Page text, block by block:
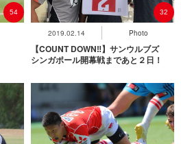
54
2019.02.14 Photo
32
【COUNT DOWN‼】サンウルブズ
シンガポール開幕戦まであと２日！